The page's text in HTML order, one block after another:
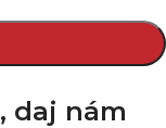
daj nám